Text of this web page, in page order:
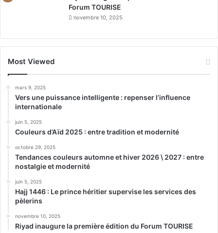
Forum TOURISE
novembre 10, 2025
Most Viewed
mars 9, 2025
Vers une puissance intelligente : repenser l’influence
internationale
juin 5, 2025
Couleurs d’Aïd 2025 : entre tradition et modernité
octobre 29, 2025
Tendances couleurs automne et hiver 2026 \ 2027 : entre
nostalgie et modernité
juin 5, 2025
Hajj 1446 : Le prince héritier supervise les services des
pèlerins
novembre 10, 2025
Riyad inaugure la première édition du Forum TOURISE